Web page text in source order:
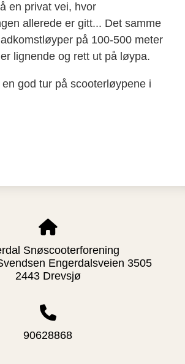
en privat vei, hvor
allerede er gitt... Det samme
på 100-500 meter
lignende og rett ut på løypa.
god tur på scooterløypene i
Snøscooterforening
Engerdalsveien 3505
2443 Drevsjø
90628868